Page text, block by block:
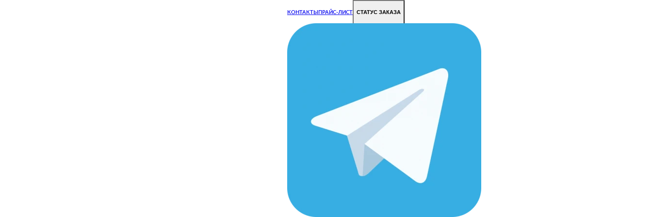
КОНТАКТЫ ПРАЙС-ЛИСТ СТАТУС ЗАКАЗА
Чиним все недорого и быстро
Чтобы Ваша техника работала исправно.
Цены на ремонт стали дешевле!